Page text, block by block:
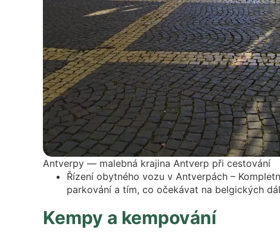
Antverpy — malebná krajina Antverp při cestování
Řízení obytného vozu v Antverpách –
parkování a tím, co očekávat na belgických
Kempy a kempování